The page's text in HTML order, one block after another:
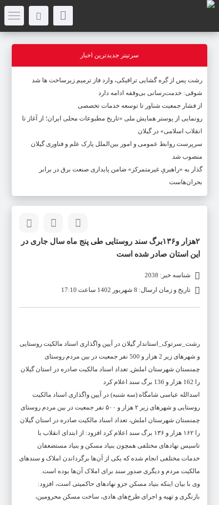
سرتیتر جدیدترین اخبار
رشت پس از گره گشایی ترافیکی، وارد فاز ترمیم زیرساخت ها شد
شوقی: خدمت‌رسانی بی‌وقفه ادامه دارد
از فشار جمعیت شناور تا توسعه خدمات تخصصی
رونمایی از پوستر همایش ملی «تاریخ مطبوعات محلی ایران؛ از آغاز تا
انقلاب اسلامی» در گیلان
سرپرست روابط عمومی و امور بین‌الملل پارک علم و فناوری گیلان
منصوب شد
گذار به «راهبریِ غیرمتمرکز» ضامن پایداری صنعت برق در برابر
بحران‌هاست
۲هزار و۱۳۶برگ سند روستایی طی پنج ماه سال جاری در
این استان صادر شده است
شناسه خبر: 2038
تاریخ و زمان ارسال: 8 شهریور 1402 ساعت 17:10
رشت_سرتوک_استاندار گیلان در آیین واگذاری اسناد مالکیت روستایی
و شهرهای زیر 2 هزار و 500 نفر جمعیت در بین مردم روستای
چمنستان شهرستان املش, تعداد اسناد مالکیت صادره در استان گیلان
را 162 هزار و 136 برگ سند اعلام کرد
اسدالله عباسی شامگاه (سه شنبه) در آیین واگذاری اسناد مالکیت
روستایی و شهرهای زیر ۲ هزار و ۵۰۰ نفر جمعیت در بین مردم روستای
چمنستان شهرستان املش، تعداد اسناد مالکیت صادره در استان گیلان
را ۱۶۲ هزار و ۱۳۶ برگ سند اعلام کرد افزود: از ابتدای انقلاب با
تاسیس نهادهای مختلفی همچون بنیاد مسکن و بنیاد مستضعفان
خدمات مختلفی انجام شده که یکی از آن‌ها برگرداندن املاک و سندهای
مالکیت مردم و دیگری صدور سند برای املاک آن‌ها بوده است.
وی با بیان اینکه بنیاد مسکن جزو نهادهای حاکمیتی است، افزود:
بازنگری و تهیه و اجرای طرح‌های هادی، ساخت مسکن محرومین،